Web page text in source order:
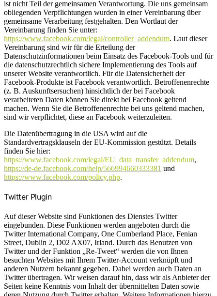
ist nicht Teil der gemeinsamen Verantwortung. Die uns gemeinsam
obliegenden Verpflichtungen wurden in einer Vereinbarung über
gemeinsame Verarbeitung festgehalten. Den Wortlaut der
Vereinbarung finden Sie unter:
https://www.facebook.com/legal/controller_addendum. Laut dieser
Vereinbarung sind wir für die Erteilung der
Datenschutzinformationen beim Einsatz des Facebook-Tools und für
die datenschutzrechtlich sichere Implementierung des Tools auf
unserer Website verantwortlich. Für die Datensicherheit der
Facebook-Produkte ist Facebook verantwortlich. Betroffenenrechte
(z. B. Auskunftsersuchen) hinsichtlich der bei Facebook
verarbeiteten Daten können Sie direkt bei Facebook geltend
machen. Wenn Sie die Betroffenenrechte bei uns geltend machen,
sind wir verpflichtet, diese an Facebook weiterzuleiten.
Die Datenübertragung in die USA wird auf die
Standardvertragsklauseln der EU-Kommission gestützt. Details
finden Sie hier:
https://www.facebook.com/legal/EU_data_transfer_addendum,
https://de-de.facebook.com/help/566994660333381 und
https://www.facebook.com/policy.php.
Twitter Plugin
Auf dieser Website sind Funktionen des Dienstes Twitter
eingebunden. Diese Funktionen werden angeboten durch die
Twitter International Company, One Cumberland Place, Fenian
Street, Dublin 2, D02 AX07, Irland. Durch das Benutzen von
Twitter und der Funktion „Re-Tweet“ werden die von Ihnen
besuchten Websites mit Ihrem Twitter-Account verknüpft und
anderen Nutzern bekannt gegeben. Dabei werden auch Daten an
Twitter übertragen. Wir weisen darauf hin, dass wir als Anbieter der
Seiten keine Kenntnis vom Inhalt der übermittelten Daten sowie